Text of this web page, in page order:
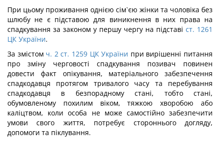
При цьому проживання однією сім`єю жінки та чоловіка без
шлюбу не є підставою для виникнення в них права на
спадкування за законом у першу чергу на підставі ст. 1261
ЦК України.
За змістом ч. 2 ст. 1259 ЦК України при вирішенні питання
про зміну черговості спадкування позивач повинен
довести факт опікування, матеріального забезпечення
спадкодавця протягом тривалого часу та перебування
спадкодавця в безпорадному стані, тобто стані,
обумовленому похилим віком, тяжкою хворобою або
каліцтвом, коли особа не може самостійно забезпечити
умови свого життя, потребує стороннього догляду,
допомоги та піклування.